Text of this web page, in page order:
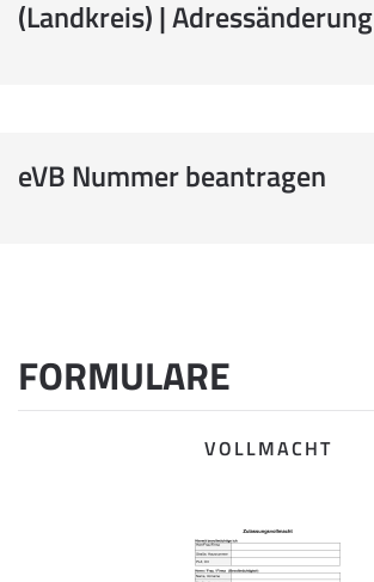
(Landkreis) | Adressänderung
eVB Nummer beantragen
FORMULARE
VOLLMACHT